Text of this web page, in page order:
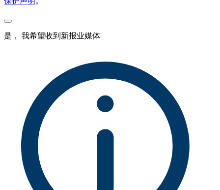
是， 我希望收到新报业媒体